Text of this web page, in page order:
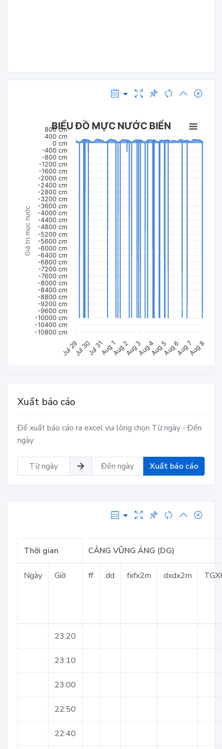
Giá trị mực nước
BIỂU ĐỒ MỰC NƯỚC BIỂN
Jul 29Jul 30Jul 31Aug 1Aug 2Aug 3Aug 4Aug 5Aug 6Aug 7Aug 8
-10800 cm
-10400 cm
-10000 cm
-9600 cm
-9200 cm
-8800 cm
-8400 cm
-8000 cm
-7600 cm
-7200 cm
-6800 cm
-6400 cm
-6000 cm
-5600 cm
-5200 cm
-4800 cm
-4400 cm
-4000 cm
-3600 cm
-3200 cm
-2800 cm
-2400 cm
-2000 cm
-1600 cm
-1200 cm
-800 cm
-400 cm
0 cm
400 cm
800 cm
Xuất báo cáo
Để xuất báo cáo ra excel vui lòng chọn Từ ngày - Đến
ngày
Xuất báo cáo
Thời gian CẢNG VŨNG ÁNG (DG)
Ngày Giờ ff dd fxfx2m dxdx2m
23:20
23:10
23:00
22:50
22:40